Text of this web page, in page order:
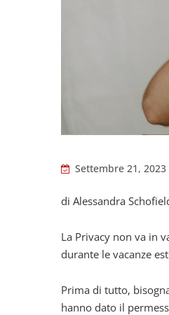
Settembre 21, 2023
di Alessandra
La Privacy non va in
durante le vacanze
Prima di tutto,
hanno dato il